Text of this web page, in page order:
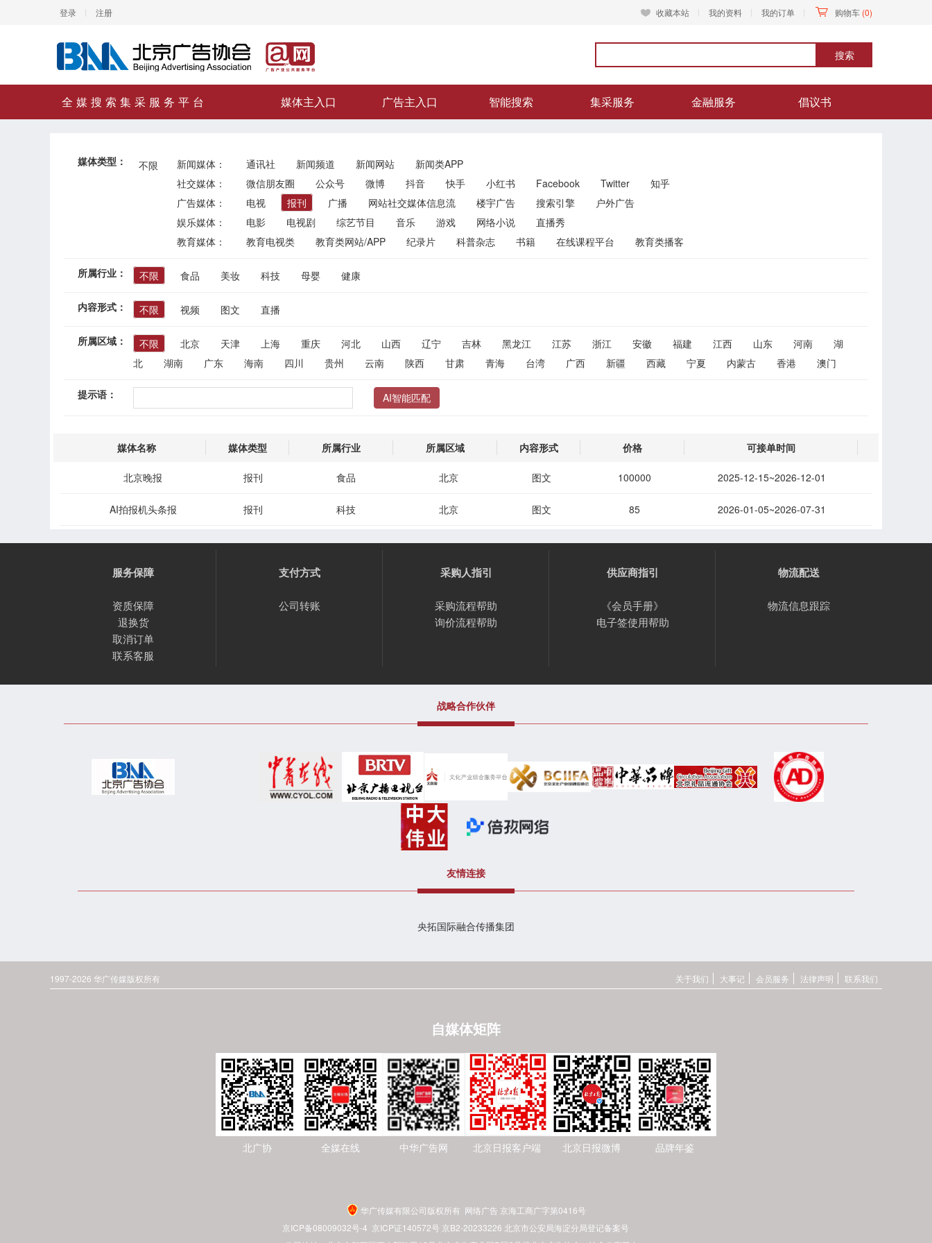
登录 注册 收藏本站 我的资料 我的订单 购物车 (0)
搜索
全媒搜索集采服务平台 媒体主入口 广告主入口 智能搜索 集采服务 金融服务 倡议书
媒体类型： 不限 新闻媒体： 通讯社 新闻频道 新闻网站
新闻类APP
社交媒体：
微信朋友圈 公众号 微博 抖音 快手 小红书 Facebook Twitter
知乎
广告媒体：
电视 报刊 广播 网站社交媒体信息流 楼宇广告 搜索引擎
户外广告
娱乐媒体：
电影 电视剧 综艺节目 音乐 游戏 网络小说
直播秀
教育媒体：
教育电视类 教育类网站/APP 纪录片 科普杂志 书籍 在线课程平台 教育类播客
所属行业： 不限 食品 美妆 科技 母婴 健康
内容形式： 不限 视频 图文 直播
所属区域： 不限 北京 天津 上海 重庆 河北 山西 辽宁 吉林 黑龙江 江苏 浙江 安徽 福建 江西 山东 河南
湖
北
湖南 广东 海南 四川 贵州 云南 陕西 甘肃 青海 台湾 广西 新疆 西藏 宁夏 内蒙古 香港 澳门
提示语： AI智能匹配
媒体名称 媒体类型 所属行业 所属区域 内容形式 价格 可接单时间
北京晚报 报刊 食品 北京 图文 100000 2025-12-15~2026-12-01
AI拍报机头条报 报刊 科技 北京 图文 85 2026-01-05~2026-07-31
服务保障
资质保障
退换货
取消订单
联系客服
支付方式
公司转账
采购人指引
采购流程帮助
询价流程帮助
供应商指引
《会员手册》
电子签使用帮助
物流配送
物流信息跟踪
战略合作伙伴
友情连接
央拓国际融合传播集团
1997-2026 华广传媒版权所有 关于我们 大事记 会员服务 法律声明 联系我们
自媒体矩阵
北广协 全媒在线 中华广告网 北京日报客户端 北京日报微博 品牌年鉴
华广传媒有限公司版权所有 网络广告 京海工商广字第0416号
京ICP备08009032号-4 京ICP证140572号 京B2-20233226 北京市公安局海淀分局登记备案号